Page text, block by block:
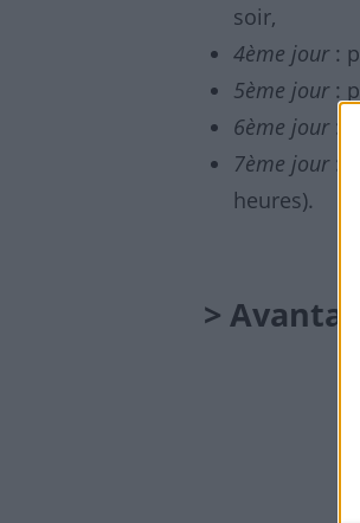
soir,
4ème jour:
5ème jour:
6ème jour:
7ème jour:
heures).
>